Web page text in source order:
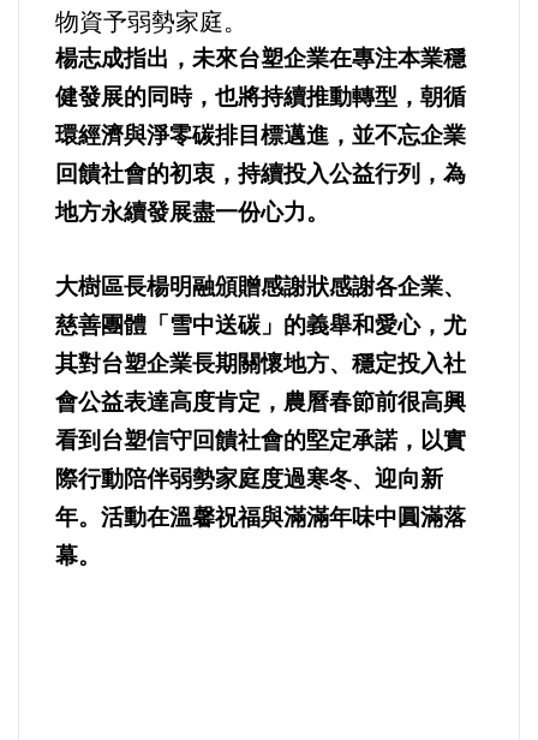
物資予弱勢家庭。
楊志成指出，未來台塑企業在專注本業穩
健發展的同時，也將持續推動轉型，朝循
環經濟與淨零碳排目標邁進，並不忘企業
回饋社會的初衷，持續投入公益行列，為
地方永續發展盡一份心力。
大樹區長楊明融頒贈感謝狀感謝各企業、
慈善團體「雪中送碳」的義舉和愛心，尤
其對台塑企業長期關懷地方、穩定投入社
會公益表達高度肯定，農曆春節前很高興
看到台塑信守回饋社會的堅定承諾，以實
際行動陪伴弱勢家庭度過寒冬、迎向新
年。活動在溫馨祝福與滿滿年味中圓滿落
幕。